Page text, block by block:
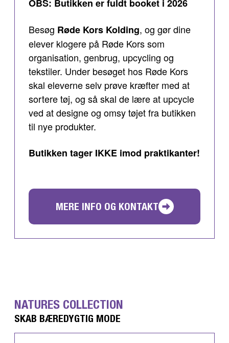
OBS: Butikken er fuldt booket i 2026
Besøg Røde Kors Kolding, og gør dine
elever klogere på Røde Kors som
organisation, genbrug, upcycling og
tekstiler. Under besøget hos Røde Kors
skal eleverne selv prøve kræfter med at
sortere tøj, og så skal de lære at upcycle
ved at designe og omsy tøjet fra butikken
til nye produkter.
Butikken tager IKKE imod praktikanter!
MERE INFO OG KONTAKT
NATURES COLLECTION
SKAB BÆREDYGTIG MODE